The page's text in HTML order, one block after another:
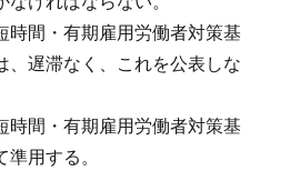
時間・有期雇用労働者対策基
、遅滞なく、これを公表しな
時間・有期雇用労働者対策基
用する。